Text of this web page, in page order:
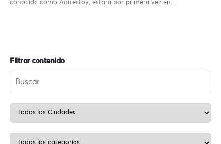
conocido como Aquiestoy, estará por primera vez en…
Filtrar contenido